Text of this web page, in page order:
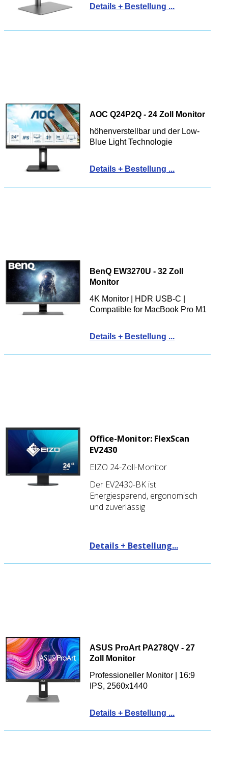
Details + Bestellung ...
AOC Q24P2Q - 24 Zoll Monitor
höhenverstellbar und der Low-
Blue Light Technologie
Details + Bestellung ...
BenQ EW3270U - 32 Zoll
Monitor
4K Monitor | HDR USB-C |
Compatible for MacBook Pro M1
Details + Bestellung ...
Office-Monitor: FlexScan
EV2430
EIZO 24-Zoll-Monitor
Der EV2430-BK ist
Energiesparend, ergonomisch
und zuverlässig
Details + Bestellung...
ASUS ProArt PA278QV - 27
Zoll Monitor
Professioneller Monitor | 16:9
IPS, 2560x1440
Details + Bestellung ...